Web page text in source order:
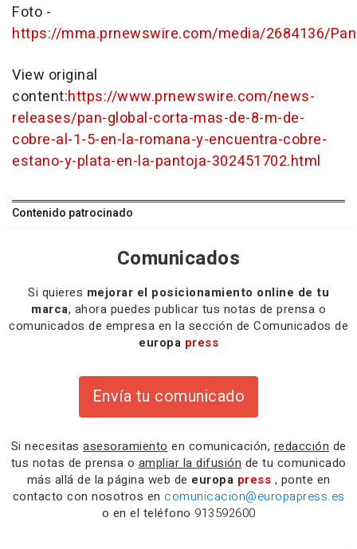
Foto -
https://mma.prnewswire.com/media/2684136/
View original
content:https://www.prnewswire.com/news-
releases/pan-global-corta-mas-de-8-m-de-
cobre-al-1-5-en-la-romana-y-encuentra-cobre-
estano-y-plata-en-la-pantoja-302451702.html
Contenido patrocinado
Comunicados
Si quieres mejorar el posicionamiento online de tu
marca, ahora puedes publicar tus notas de prensa o
comunicados de empresa en la sección de Comunicados de
europa press
Envía tu comunicado
Si necesitas asesoramiento en comunicación, redacción de
tus notas de prensa o ampliar la difusión de tu comunicado
más allá de la página web de europa press , ponte en
contacto con nosotros en comunicacion@europapress.es
o en el teléfono 913592600